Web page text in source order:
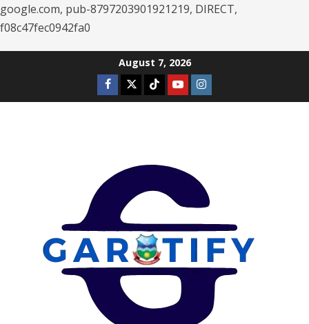
google.com, pub-8797203901921219, DIRECT,
f08c47fec0942fa0
August 7, 2026
Facebook
TwitterTiktokYoutubeInstagram